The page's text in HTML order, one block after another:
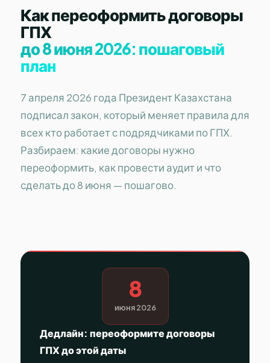
Как переоформить договоры
ГПХ
до 8 июня 2026: пошаговый
план
7 апреля 2026 года Президент Казахстана
подписал закон, который меняет правила для
всех кто работает с подрядчиками по ГПХ.
Разбираем: какие договоры нужно
переоформить, как провести аудит и что
сделать до 8 июня — пошагово.
8
июня 2026
Дедлайн: переоформите договоры
ГПХ до этой даты